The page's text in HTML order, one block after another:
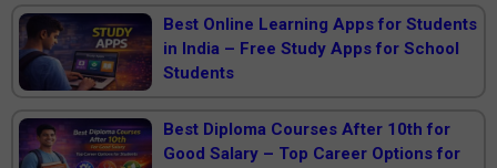
Best Online Learning Apps for Students
in India – Free Study Apps for School
Students
Best Diploma Courses After 10th for
Good Salary – Top Career Options for